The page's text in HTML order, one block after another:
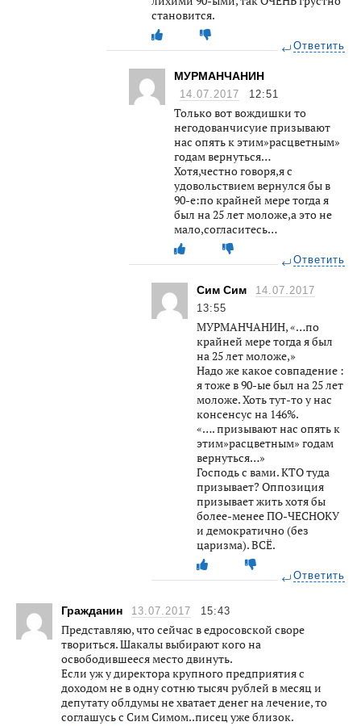
становится.
Ответить
МУРМАНЧАНИН
14.07.2017 12:51
Только вот вождишки то
негодованчисуие призывают
нас опять к этим»расцветным»
годам вернуться…
Хотя,честно говоря,я с
удовольствием вернулся бы в
90-е:по крайней мере тогда я
был на 25 лет моложе,а это не
мало,согласитесь…
Ответить
Сим Сим
14.07.2017
13:55
МУРМАНЧАНИН, «…по
крайней мере тогда я был
на 25 лет моложе,»
Надо же какое совпадение :
я тоже в 90-ые был на 25 лет
моложе. Хоть тут-то у нас
консенсус на 146%.
«…. призывают нас опять к
этим»расцветным» годам
вернуться…»
Господь с вами. КТО туда
призывает? Оппозиция
призывает жить хотя бы
более-менее ПО-ЧЕСНОКУ
и демократично (без
царизма). ВСЁ.
Ответить
Гражданин 13.07.2017 15:43
Представляю, что сейчас в едросовской своре
твориться. Шакалы выбирают кого на
освободившееся место двинуть.
Если уж у директора крупного предприятия с
доходом не в одну сотню тысяч рублей в месяц и
депутату облдумы не хватает денег на лечение, то
соглашусь с Сим Симом..писец уже близок.